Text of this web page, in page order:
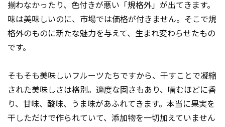
揃わなかったり、色付きが悪い「規格外」が出てきます。
味は美味しいのに、市場では価格が付きません。そこで規
格外のものに新たな魅力を与えて、生まれ変わらせたもの
です。
そもそも美味しいフルーツたちですから、干すことで凝縮
された美味しさは格別。適度な固さもあり、噛むほどに香
り、甘味、酸味、うま味があふれてきます。本当に果実を
干しただけで作られていて、添加物を一切加えていません